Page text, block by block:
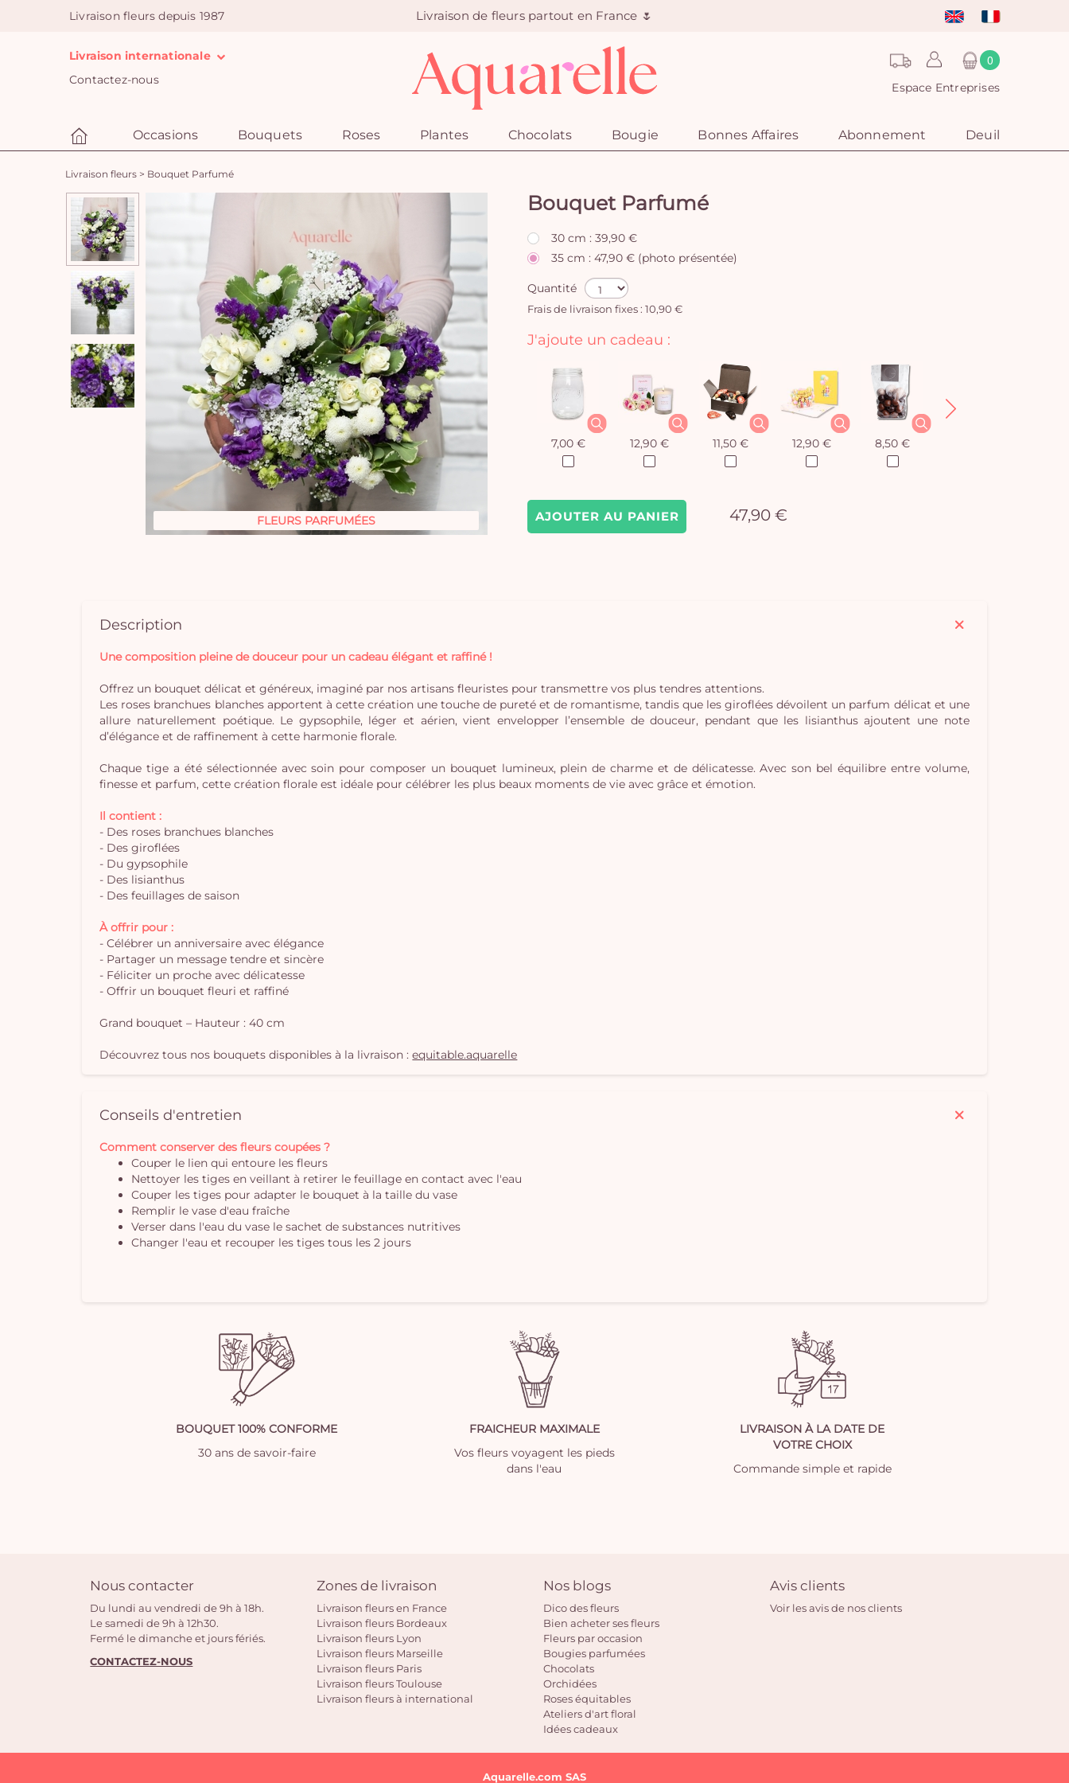
Livraison fleurs depuis 1987 Livraison de fleurs partout en France 🌷
Livraison internationale
Contactez-nous
0
Espace Entreprises
Occasions Bouquets Roses Plantes Chocolats Bougie Bonnes Affaires Abonnement Deuil
Livraison fleurs > Bouquet Parfumé
FLEURS PARFUMÉES
Bouquet Parfumé
30 cm : 39,90 €
35 cm : 47,90 € (photo présentée)
Quantité
Frais de livraison fixes : 10,90 €
AJOUTER AU PANIER 47,90 €
J'ajoute un cadeau :
7,00 € 12,90 € 11,50 € 12,90 € 8,50 €
Description
Une composition pleine de douceur pour un cadeau élégant et raffiné !
Offrez un bouquet délicat et généreux, imaginé par nos artisans fleuristes pour transmettre vos plus tendres attentions.
Les roses branchues blanches apportent à cette création une touche de pureté et de romantisme, tandis que les giroflées dévoilent un parfum délicat et une
allure naturellement poétique. Le gypsophile, léger et aérien, vient envelopper l’ensemble de douceur, pendant que les lisianthus ajoutent une note
d’élégance et de raffinement à cette harmonie florale.
Chaque tige a été sélectionnée avec soin pour composer un bouquet lumineux, plein de charme et de délicatesse. Avec son bel équilibre entre volume,
finesse et parfum, cette création florale est idéale pour célébrer les plus beaux moments de vie avec grâce et émotion.
Il contient :
- Des roses branchues blanches
- Des giroflées
- Du gypsophile
- Des lisianthus
- Des feuillages de saison
À offrir pour :
- Célébrer un anniversaire avec élégance
- Partager un message tendre et sincère
- Féliciter un proche avec délicatesse
- Offrir un bouquet fleuri et raffiné
Grand bouquet – Hauteur : 40 cm
Découvrez tous nos bouquets disponibles à la livraison :equitable.aquarelle
Conseils d'entretien
Comment conserver des fleurs coupées ?
Couper le lien qui entoure les fleurs
Nettoyer les tiges en veillant à retirer le feuillage en contact avec l'eau
Couper les tiges pour adapter le bouquet à la taille du vase
Remplir le vase d'eau fraîche
Verser dans l'eau du vase le sachet de substances nutritives
Changer l'eau et recouper les tiges tous les 2 jours
BOUQUET 100% CONFORME
30 ans de savoir-faire
FRAICHEUR MAXIMALE
Vos fleurs voyagent les pieds
dans l'eau
LIVRAISON À LA DATE DE
VOTRE CHOIX
Commande simple et rapide
Nous contacter
Du lundi au vendredi de 9h à 18h.
Le samedi de 9h à 12h30.
Fermé le dimanche et jours fériés.
CONTACTEZ-NOUS
Zones de livraison
Livraison fleurs en France
Livraison fleurs Bordeaux
Livraison fleurs Lyon
Livraison fleurs Marseille
Livraison fleurs Paris
Livraison fleurs Toulouse
Livraison fleurs à international
Nos blogs
Dico des fleurs
Bien acheter ses fleurs
Fleurs par occasion
Bougies parfumées
Chocolats
Orchidées
Roses équitables
Ateliers d'art floral
Idées cadeaux
Avis clients
Voir les avis de nos clients
Aquarelle.com SAS